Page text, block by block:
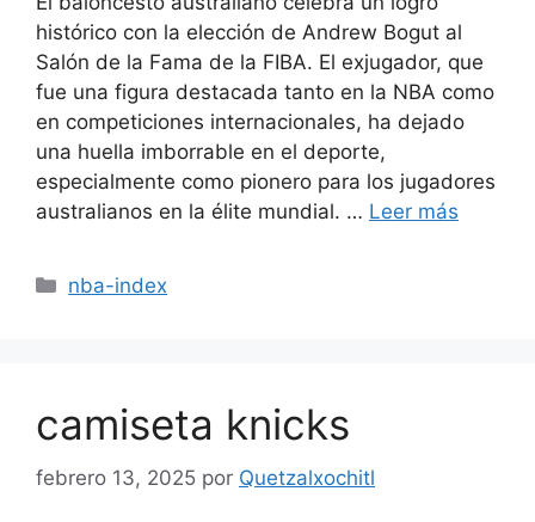
histórico con la elección de Andrew Bogut al
Salón de la Fama de la FIBA. El exjugador, que
fue una figura destacada tanto en la NBA como
en competiciones internacionales, ha dejado
una huella imborrable en el deporte,
especialmente como pionero para los jugadores
australianos en la élite mundial. … Leer más
Categorías
nba-index
camiseta knicks
febrero 13, 2025 por Quetzalxochitl